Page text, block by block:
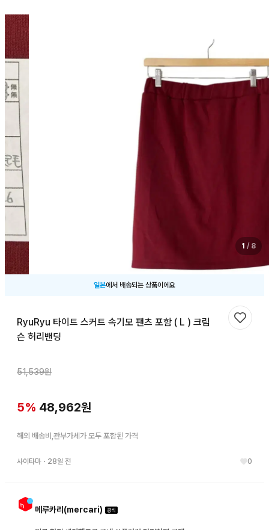
1 / 8
일본에서 배송되는 상품이에요
RyuRyu 타이트 스커트 속기모 팬츠 포함 ( L ) 크림
슨 허리밴딩
51,539원
5% 48,962원
해외 배송비,관부가세가 모두 포함된 가격
사이타마・ 28일 전 0
메루카리(mercari)
찜하기